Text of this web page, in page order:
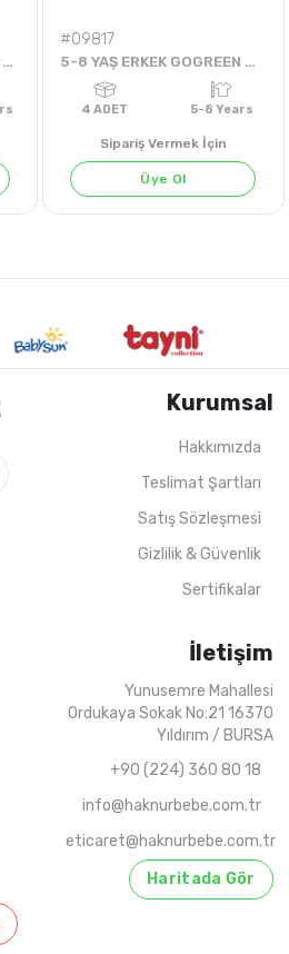
13-16 YAŞ ERKEK RAN NET SWEAT
#09817
5-8 YAŞ ERKEK GOGREEN HIRKA
ADET 5-8
Sipariş Vermek İçin
Üye Ol
Kurumsal
Hakkımızda
Teslimat Şartları
Satış Sözleşmesi
Gizlilik & Güvenlik
Sertifikalar
İletişim
Yunusemre Mahallesi
Ordukaya Sokak No:21 16370
Yıldırım / BURSA
+90 (224) 360 80 18
info@haknurbebe.com.tr
eticaret@haknurbebe.com.tr
Haritada Gör